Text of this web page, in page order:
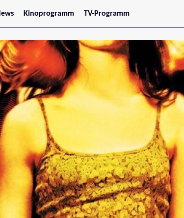
Kinoprogramm
Jetzt im Kino
Niederösterreich
Oberösterreich
Steiermark
Burgenland
Kärnten
Salzburg
Vorarlberg
TV-Programm